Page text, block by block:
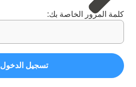
كلمة المرور الخاصة بك:
تسجيل الدخول